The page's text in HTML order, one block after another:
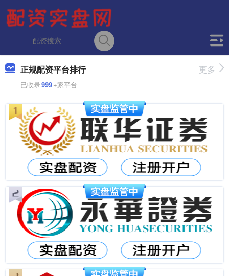
正规配资平台排行
已收录999+家平台
更多